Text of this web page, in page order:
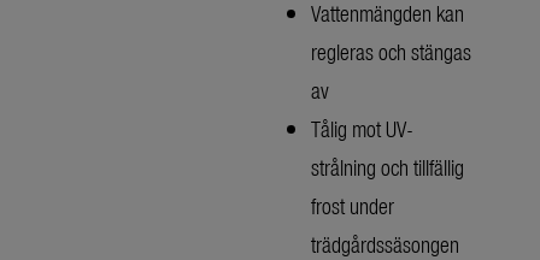
Vattenmängden kan
regleras och stängas
av
Tålig mot UV-
strålning och tillfällig
frost under
trädgårdssäsongen